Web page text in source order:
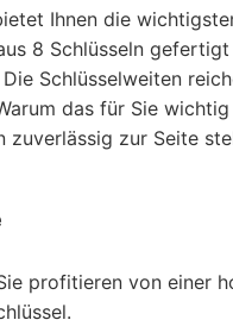
Ihnen die
8 Schlüsseln
Schlüsselweiten
das für Sie
zur Seite
profitieren von einer